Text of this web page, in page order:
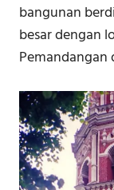
bangunan
besar dengan